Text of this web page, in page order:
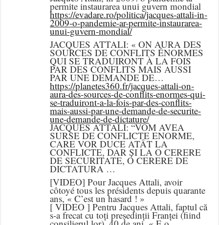
permite instaurarea unui guvern mondial
https://evadare.ro/politica/jacques-attali-in-
2009-o-pandemie-ar-permite-instaurarea-
unui-guvern-mondial/
JACQUES ATTALI: « ON AURA DES
SOURCES DE CONFLITS ÉNORMES
QUI SE TRADUIRONT À LA FOIS
PAR DES CONFLITS MAIS AUSSI
PAR UNE DEMANDE DE…
https://planetes360.fr/jacques-attali-on-
aura-des-sources-de-conflits-enormes-qui-
se-traduiront-a-la-fois-par-des-conflits-
mais-aussi-par-une-demande-de-securite-
une-demande-de-dictature/
JACQUES ATTALI: “VOM AVEA
SURSE DE CONFLICTE ENORME,
CARE VOR DUCE ATÂT LA
CONFLICTE, DAR ȘI LA O CERERE
DE SECURITATE, O CERERE DE
DICTATURA …
[VIDEO] Pour Jacques Attali, avoir
côtoyé tous les présidents depuis quarante
ans, « C’est un hasard ! »
[ VIDEO ] Pentru Jacques Attali, faptul că
s-a frecat cu toți președinții Franței (fiind